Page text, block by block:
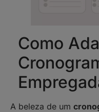
Como
A beleza de um